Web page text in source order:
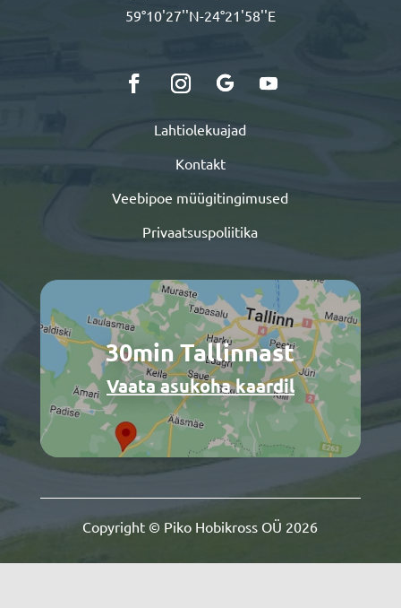
59°10'27''N-24°21'58''E
Lahtiolekuajad
Kontakt
Veebipoe müügitingimused
Privaatsuspoliitika
30min Tallinnast
Vaata asukoha kaardil
Copyright © Piko Hobikross OÜ 2026